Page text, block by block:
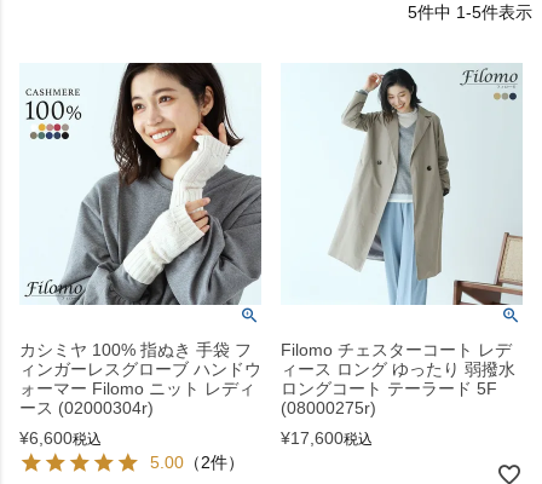
5件中 1-5件表示
カシミヤ 100% 指ぬき 手袋 フ
ィンガーレスグローブ ハンドウ
ォーマー Filomo ニット レディ
ース (02000304r)
¥6,600税込
5.00 （2件）
Filomo チェスターコート レデ
ィース ロング ゆったり 弱撥水
ロングコート テーラード 5F
(08000275r)
¥17,600税込